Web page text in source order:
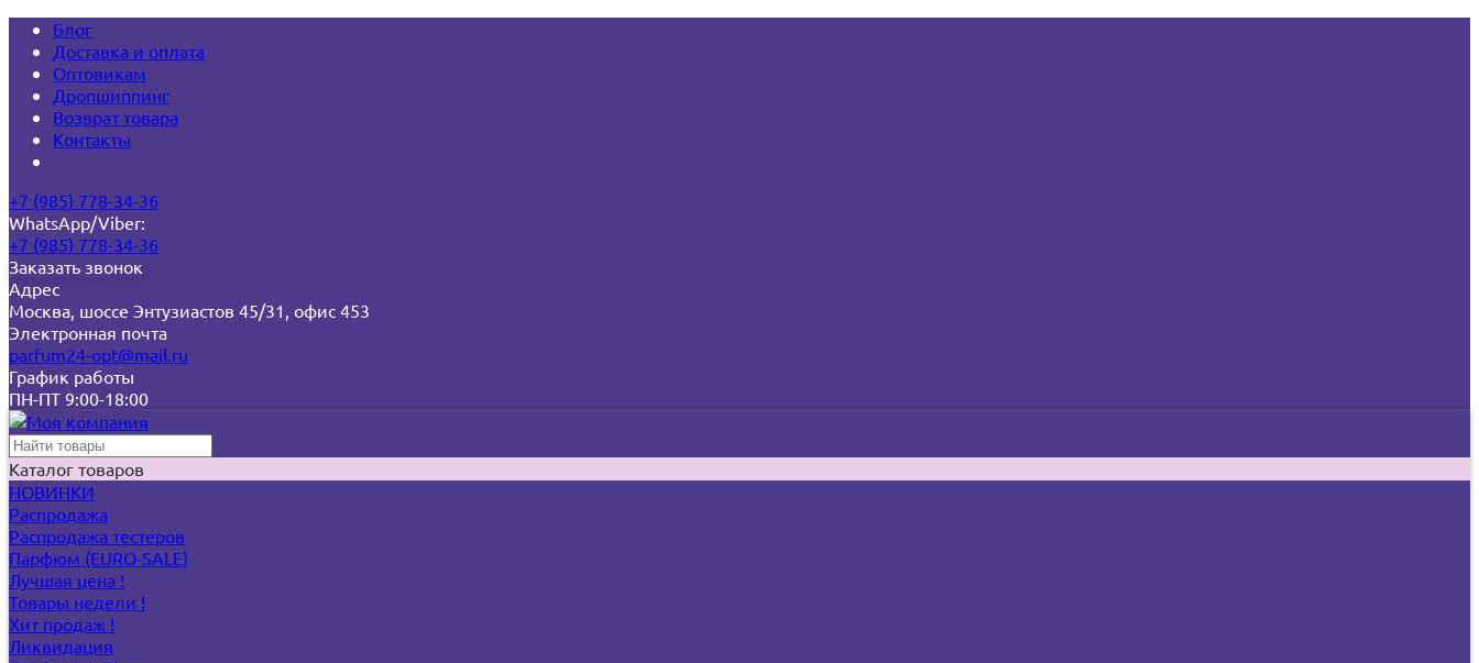
Блог
Доставка и оплата
Оптовикам
Дропшиппинг
Возврат товара
Контакты
+7 (985) 778-34-36
WhatsApp/Viber:
+7 (985) 778-34-36
Заказать звонок
Адрес
Москва, шоссе Энтузиастов 45/31, офис 453
Электронная почта
parfum24-opt@mail.ru
График работы
ПН-ПТ 9:00-18:00
Каталог товаров
НОВИНКИ
Распродажа
Распродажа тестеров
Парфюм (EURO-SALE)
Лучшая цена !
Товары недели !
Хит продаж !
Ликвидация